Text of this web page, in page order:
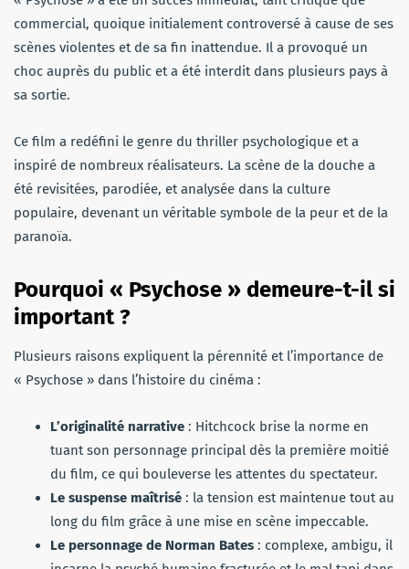
commercial, quoique initialement controversé à cause de ses
scènes violentes et de sa fin inattendue. Il a provoqué un
choc auprès du public et a été interdit dans plusieurs pays à
sa sortie.
Ce film a redéfini le genre du thriller psychologique et a
inspiré de nombreux réalisateurs. La scène de la douche a
été revisitées, parodiée, et analysée dans la culture
populaire, devenant un véritable symbole de la peur et de la
paranoïa.
Pourquoi « Psychose » demeure-t-il si
important ?
Plusieurs raisons expliquent la pérennité et l’importance de
« Psychose » dans l’histoire du cinéma :
L’originalité narrative : Hitchcock brise la norme en
tuant son personnage principal dès la première moitié
du film, ce qui bouleverse les attentes du spectateur.
Le suspense maîtrisé : la tension est maintenue tout au
long du film grâce à une mise en scène impeccable.
Le personnage de Norman Bates : complexe, ambigu, il